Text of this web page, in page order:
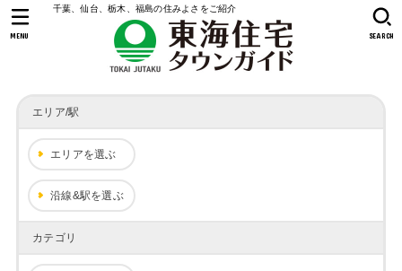
千葉、仙台、栃木、福島の住みよさをご紹介
SEARCH
MENU
エリア/駅
エリアを選ぶ
沿線&駅を選ぶ
カテゴリ